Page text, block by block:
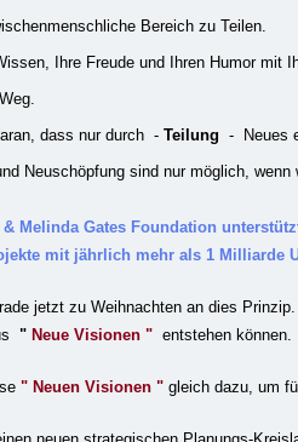
Bereich zu Teilen.
Ihre Freude und Ihren Humor mit
dass nur durch - Teilung - Neues
Neuschöpfung sind nur möglich, wenn
Melinda Gates Foundation
mit jährlich mehr als 1 Milliarde
jetzt zu Weihnachten an dies
" Neue Visionen " entstehen können.
" Neuen Visionen " gleich dazu, um